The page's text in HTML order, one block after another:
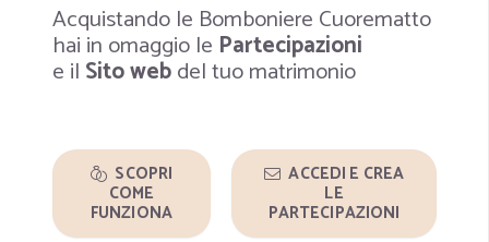
Acquistando le Bomboniere Cuorematto
hai in omaggio le Partecipazioni
e il Sito webdel tuo matrimonio
SCOPRI
COME
FUNZIONA
ACCEDI E CREA
LE
PARTECIPAZIONI